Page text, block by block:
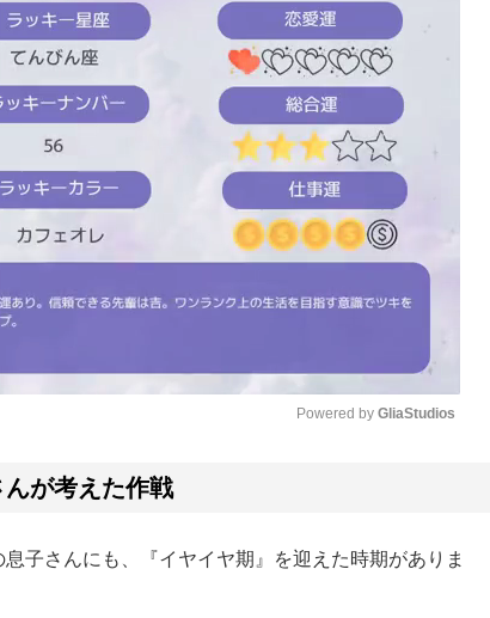
Powered by GliaStudios
が考えた作戦
息子さんにも、『イヤイヤ期』を迎えた時期がありま